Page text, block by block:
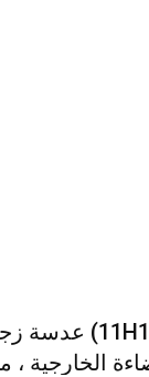
الخارجية